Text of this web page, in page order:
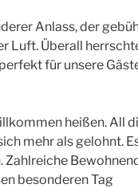
Anlass, der
Luft. Überall
für unsere
heißen. All
mehr als gelohnt.
Zahlreiche
besonderen Tag